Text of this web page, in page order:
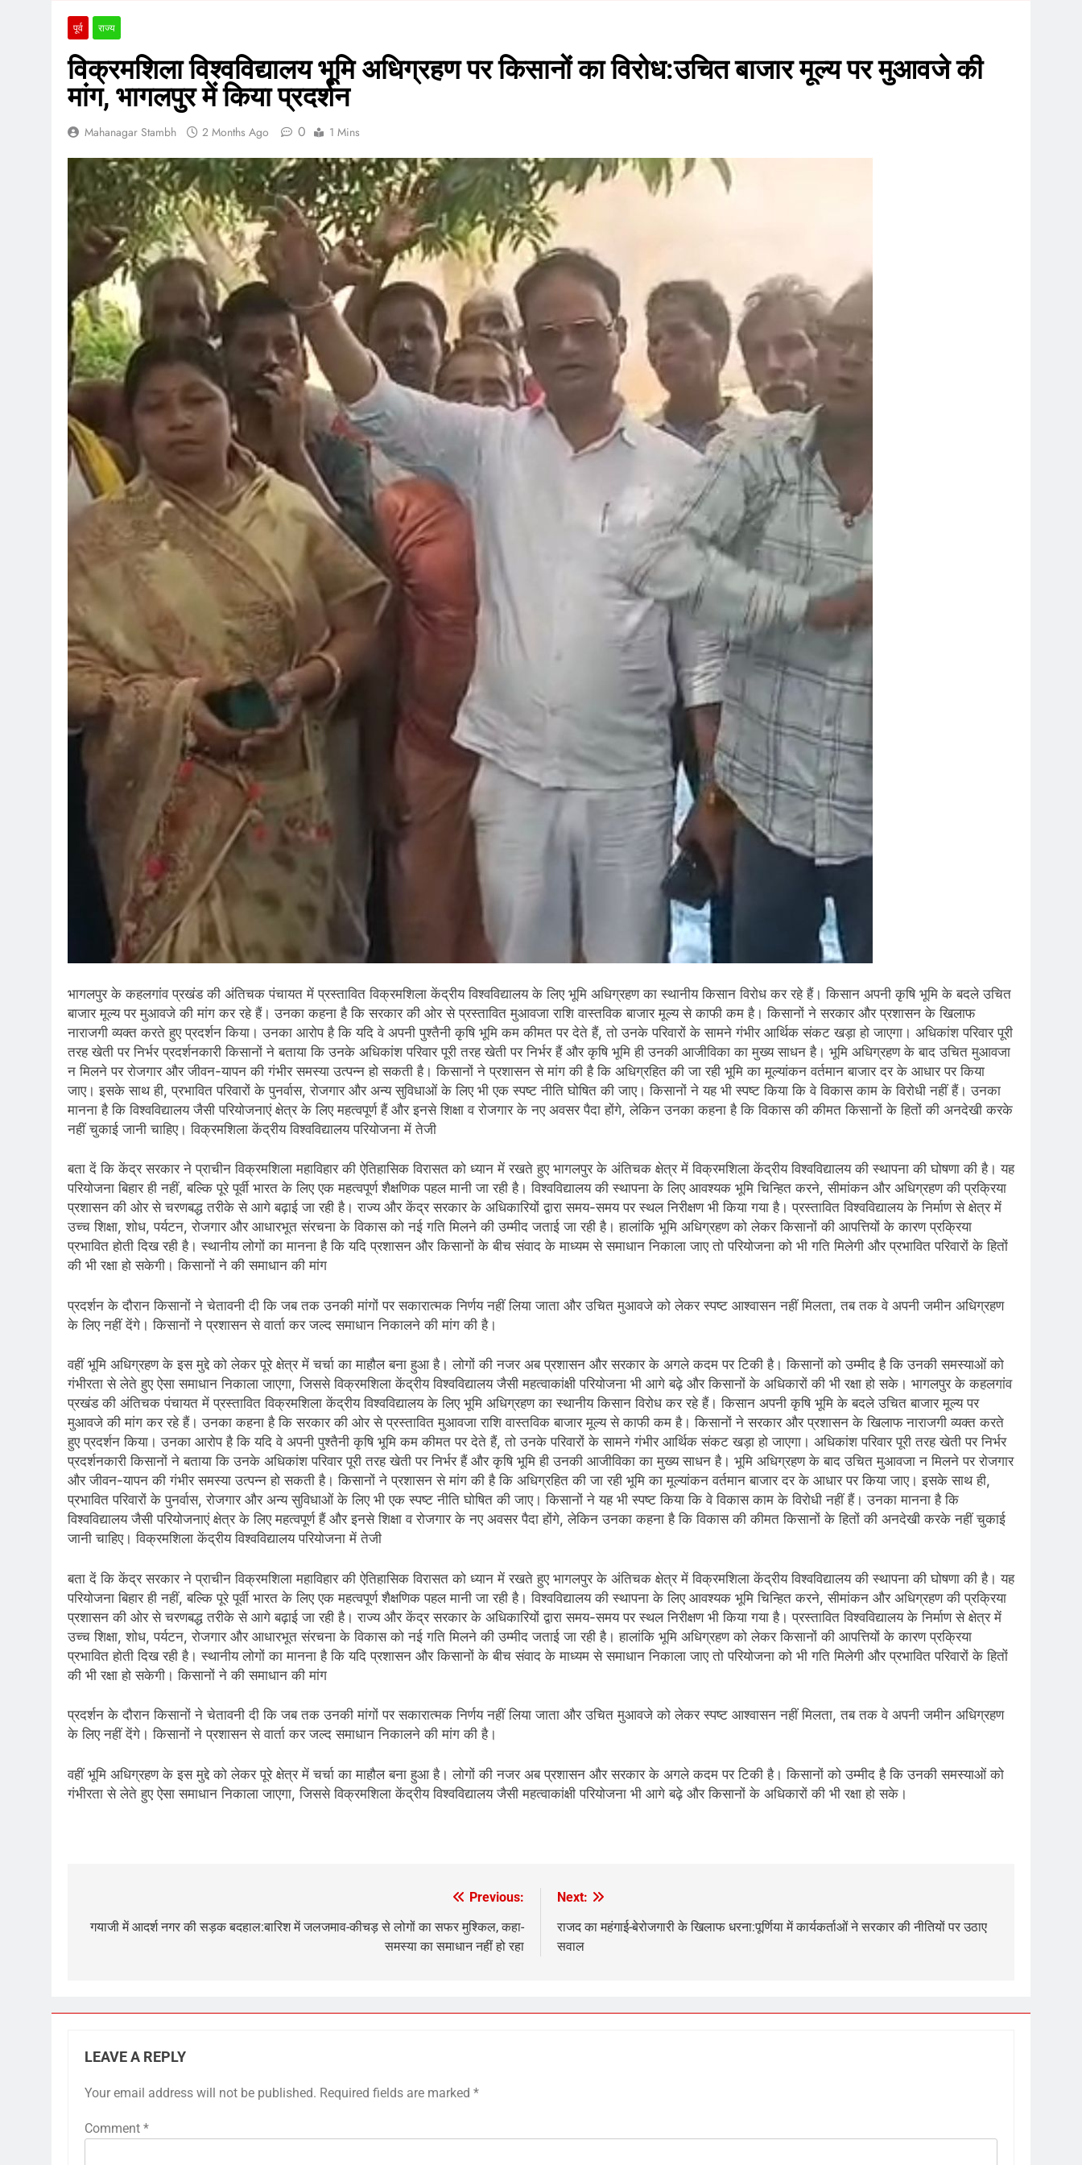
पूर्व राज्य
विक्रमशिला विश्वविद्यालय भूमि अधिग्रहण पर किसानों का विरोध:उचित बाजार मूल्य पर मुआवजे की
मांग, भागलपुर में किया प्रदर्शन
Mahanagar Stambh 2 Months Ago 0 1 Mins
भागलपुर के कहलगांव प्रखंड की अंतिचक पंचायत में प्रस्तावित विक्रमशिला केंद्रीय विश्वविद्यालय के लिए भूमि अधिग्रहण का स्थानीय किसान विरोध कर रहे हैं। किसान अपनी कृषि भूमि के बदले उचित
बाजार मूल्य पर मुआवजे की मांग कर रहे हैं। उनका कहना है कि सरकार की ओर से प्रस्तावित मुआवजा राशि वास्तविक बाजार मूल्य से काफी कम है। किसानों ने सरकार और प्रशासन के खिलाफ
नाराजगी व्यक्त करते हुए प्रदर्शन किया। उनका आरोप है कि यदि वे अपनी पुश्तैनी कृषि भूमि कम कीमत पर देते हैं, तो उनके परिवारों के सामने गंभीर आर्थिक संकट खड़ा हो जाएगा। अधिकांश परिवार पूरी
तरह खेती पर निर्भर प्रदर्शनकारी किसानों ने बताया कि उनके अधिकांश परिवार पूरी तरह खेती पर निर्भर हैं और कृषि भूमि ही उनकी आजीविका का मुख्य साधन है। भूमि अधिग्रहण के बाद उचित मुआवजा
न मिलने पर रोजगार और जीवन-यापन की गंभीर समस्या उत्पन्न हो सकती है। किसानों ने प्रशासन से मांग की है कि अधिग्रहित की जा रही भूमि का मूल्यांकन वर्तमान बाजार दर के आधार पर किया
जाए। इसके साथ ही, प्रभावित परिवारों के पुनर्वास, रोजगार और अन्य सुविधाओं के लिए भी एक स्पष्ट नीति घोषित की जाए। किसानों ने यह भी स्पष्ट किया कि वे विकास काम के विरोधी नहीं हैं। उनका
मानना है कि विश्वविद्यालय जैसी परियोजनाएं क्षेत्र के लिए महत्वपूर्ण हैं और इनसे शिक्षा व रोजगार के नए अवसर पैदा होंगे, लेकिन उनका कहना है कि विकास की कीमत किसानों के हितों की अनदेखी करके
नहीं चुकाई जानी चाहिए। विक्रमशिला केंद्रीय विश्वविद्यालय परियोजना में तेजी
बता दें कि केंद्र सरकार ने प्राचीन विक्रमशिला महाविहार की ऐतिहासिक विरासत को ध्यान में रखते हुए भागलपुर के अंतिचक क्षेत्र में विक्रमशिला केंद्रीय विश्वविद्यालय की स्थापना की घोषणा की है। यह
परियोजना बिहार ही नहीं, बल्कि पूरे पूर्वी भारत के लिए एक महत्वपूर्ण शैक्षणिक पहल मानी जा रही है। विश्वविद्यालय की स्थापना के लिए आवश्यक भूमि चिन्हित करने, सीमांकन और अधिग्रहण की प्रक्रिया
प्रशासन की ओर से चरणबद्ध तरीके से आगे बढ़ाई जा रही है। राज्य और केंद्र सरकार के अधिकारियों द्वारा समय-समय पर स्थल निरीक्षण भी किया गया है। प्रस्तावित विश्वविद्यालय के निर्माण से क्षेत्र में
उच्च शिक्षा, शोध, पर्यटन, रोजगार और आधारभूत संरचना के विकास को नई गति मिलने की उम्मीद जताई जा रही है। हालांकि भूमि अधिग्रहण को लेकर किसानों की आपत्तियों के कारण प्रक्रिया
प्रभावित होती दिख रही है। स्थानीय लोगों का मानना है कि यदि प्रशासन और किसानों के बीच संवाद के माध्यम से समाधान निकाला जाए तो परियोजना को भी गति मिलेगी और प्रभावित परिवारों के हितों
की भी रक्षा हो सकेगी। किसानों ने की समाधान की मांग
प्रदर्शन के दौरान किसानों ने चेतावनी दी कि जब तक उनकी मांगों पर सकारात्मक निर्णय नहीं लिया जाता और उचित मुआवजे को लेकर स्पष्ट आश्वासन नहीं मिलता, तब तक वे अपनी जमीन अधिग्रहण
के लिए नहीं देंगे। किसानों ने प्रशासन से वार्ता कर जल्द समाधान निकालने की मांग की है।
वहीं भूमि अधिग्रहण के इस मुद्दे को लेकर पूरे क्षेत्र में चर्चा का माहौल बना हुआ है। लोगों की नजर अब प्रशासन और सरकार के अगले कदम पर टिकी है। किसानों को उम्मीद है कि उनकी समस्याओं को
गंभीरता से लेते हुए ऐसा समाधान निकाला जाएगा, जिससे विक्रमशिला केंद्रीय विश्वविद्यालय जैसी महत्वाकांक्षी परियोजना भी आगे बढ़े और किसानों के अधिकारों की भी रक्षा हो सके। भागलपुर के कहलगांव
प्रखंड की अंतिचक पंचायत में प्रस्तावित विक्रमशिला केंद्रीय विश्वविद्यालय के लिए भूमि अधिग्रहण का स्थानीय किसान विरोध कर रहे हैं। किसान अपनी कृषि भूमि के बदले उचित बाजार मूल्य पर
मुआवजे की मांग कर रहे हैं। उनका कहना है कि सरकार की ओर से प्रस्तावित मुआवजा राशि वास्तविक बाजार मूल्य से काफी कम है। किसानों ने सरकार और प्रशासन के खिलाफ नाराजगी व्यक्त करते
हुए प्रदर्शन किया। उनका आरोप है कि यदि वे अपनी पुश्तैनी कृषि भूमि कम कीमत पर देते हैं, तो उनके परिवारों के सामने गंभीर आर्थिक संकट खड़ा हो जाएगा। अधिकांश परिवार पूरी तरह खेती पर निर्भर
प्रदर्शनकारी किसानों ने बताया कि उनके अधिकांश परिवार पूरी तरह खेती पर निर्भर हैं और कृषि भूमि ही उनकी आजीविका का मुख्य साधन है। भूमि अधिग्रहण के बाद उचित मुआवजा न मिलने पर रोजगार
और जीवन-यापन की गंभीर समस्या उत्पन्न हो सकती है। किसानों ने प्रशासन से मांग की है कि अधिग्रहित की जा रही भूमि का मूल्यांकन वर्तमान बाजार दर के आधार पर किया जाए। इसके साथ ही,
प्रभावित परिवारों के पुनर्वास, रोजगार और अन्य सुविधाओं के लिए भी एक स्पष्ट नीति घोषित की जाए। किसानों ने यह भी स्पष्ट किया कि वे विकास काम के विरोधी नहीं हैं। उनका मानना है कि
विश्वविद्यालय जैसी परियोजनाएं क्षेत्र के लिए महत्वपूर्ण हैं और इनसे शिक्षा व रोजगार के नए अवसर पैदा होंगे, लेकिन उनका कहना है कि विकास की कीमत किसानों के हितों की अनदेखी करके नहीं चुकाई
जानी चाहिए। विक्रमशिला केंद्रीय विश्वविद्यालय परियोजना में तेजी
बता दें कि केंद्र सरकार ने प्राचीन विक्रमशिला महाविहार की ऐतिहासिक विरासत को ध्यान में रखते हुए भागलपुर के अंतिचक क्षेत्र में विक्रमशिला केंद्रीय विश्वविद्यालय की स्थापना की घोषणा की है। यह
परियोजना बिहार ही नहीं, बल्कि पूरे पूर्वी भारत के लिए एक महत्वपूर्ण शैक्षणिक पहल मानी जा रही है। विश्वविद्यालय की स्थापना के लिए आवश्यक भूमि चिन्हित करने, सीमांकन और अधिग्रहण की प्रक्रिया
प्रशासन की ओर से चरणबद्ध तरीके से आगे बढ़ाई जा रही है। राज्य और केंद्र सरकार के अधिकारियों द्वारा समय-समय पर स्थल निरीक्षण भी किया गया है। प्रस्तावित विश्वविद्यालय के निर्माण से क्षेत्र में
उच्च शिक्षा, शोध, पर्यटन, रोजगार और आधारभूत संरचना के विकास को नई गति मिलने की उम्मीद जताई जा रही है। हालांकि भूमि अधिग्रहण को लेकर किसानों की आपत्तियों के कारण प्रक्रिया
प्रभावित होती दिख रही है। स्थानीय लोगों का मानना है कि यदि प्रशासन और किसानों के बीच संवाद के माध्यम से समाधान निकाला जाए तो परियोजना को भी गति मिलेगी और प्रभावित परिवारों के हितों
की भी रक्षा हो सकेगी। किसानों ने की समाधान की मांग
प्रदर्शन के दौरान किसानों ने चेतावनी दी कि जब तक उनकी मांगों पर सकारात्मक निर्णय नहीं लिया जाता और उचित मुआवजे को लेकर स्पष्ट आश्वासन नहीं मिलता, तब तक वे अपनी जमीन अधिग्रहण
के लिए नहीं देंगे। किसानों ने प्रशासन से वार्ता कर जल्द समाधान निकालने की मांग की है।
वहीं भूमि अधिग्रहण के इस मुद्दे को लेकर पूरे क्षेत्र में चर्चा का माहौल बना हुआ है। लोगों की नजर अब प्रशासन और सरकार के अगले कदम पर टिकी है। किसानों को उम्मीद है कि उनकी समस्याओं को
गंभीरता से लेते हुए ऐसा समाधान निकाला जाएगा, जिससे विक्रमशिला केंद्रीय विश्वविद्यालय जैसी महत्वाकांक्षी परियोजना भी आगे बढ़े और किसानों के अधिकारों की भी रक्षा हो सके।
navigation
Previous:
गयाजी में आदर्श नगर की सड़क बदहाल:बारिश में जलजमाव-कीचड़ से लोगों का सफर मुश्किल, कहा-
समस्या का समाधान नहीं हो रहा
Next:
राजद का महंगाई-बेरोजगारी के खिलाफ धरना:पूर्णिया में कार्यकर्ताओं ने सरकार की नीतियों पर उठाए
सवाल
LEAVE A REPLY
Your email address will not be published. Required fields are marked *
Comment *